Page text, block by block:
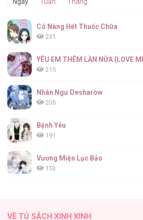
Cô Vợ Thế Thân Của Tỉ
Cô Nàng Hết Thuốc Chữa
231
YÊU EM THÊM LẦN NỮA (LOVE
215
Nhân Ngư Desharow
205
Bệnh Yêu
191
Vương Miện Lục Bảo
153
VỀ TỦ SÁCH XINH XINH